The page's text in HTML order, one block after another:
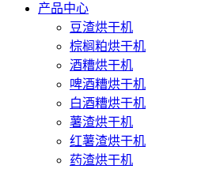
产品中心
豆渣烘干机
棕榈粕烘干机
酒糟烘干机
啤酒糟烘干机
白酒糟烘干机
薯渣烘干机
红薯渣烘干机
药渣烘干机